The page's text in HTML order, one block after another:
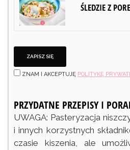
ŚLEDZIE Z
ZNAM I AKCEPTUJĘ POLITYKĘ
PRZYDATNE PRZEPISY I
UWAGA: Pasteryzacja
i innych korzystnych
czasie kiszenia, ale